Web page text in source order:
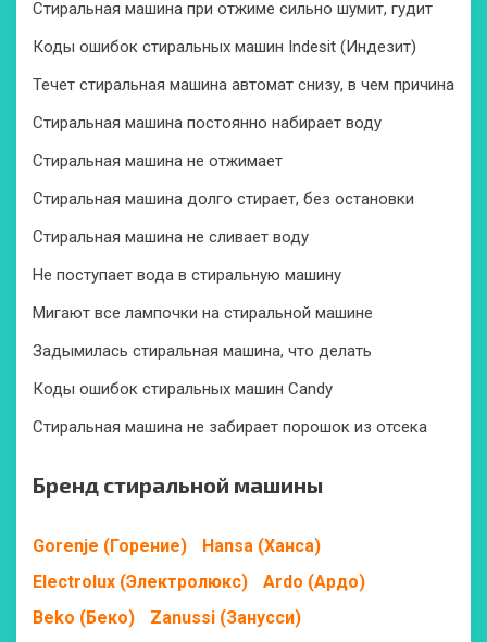
Стиральная машина при отжиме сильно шумит, гудит
Коды ошибок стиральных машин Indesit (Индезит)
Течет стиральная машина автомат снизу, в чем причина
Стиральная машина постоянно набирает воду
Стиральная машина не отжимает
Стиральная машина долго стирает, без остановки
Стиральная машина не сливает воду
Не поступает вода в стиральную машину
Мигают все лампочки на стиральной машине
Задымилась стиральная машина, что делать
Коды ошибок стиральных машин Candy
Стиральная машина не забирает порошок из отсека
Бренд стиральной машины
Gorenje (Горение)
Hansa (Ханса)
Electrolux (Электролюкс)
Ardo (Ардо)
Beko (Беко)
Zanussi (Занусси)